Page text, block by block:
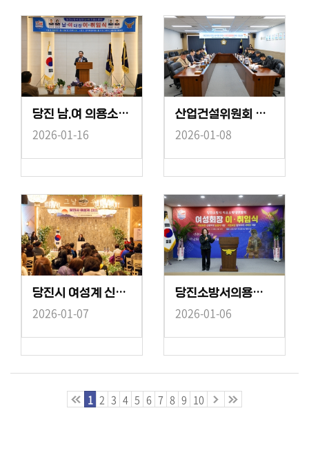
당진 남.여 의용소방대 이취임식
2026-01-16
산업건설위원회 수산경영인과의 간담회
2026-01-08
당진시 여성계 신년회
2026-01-07
당진소방서의용소방대여성회장이취임식
2026-01-06
1 2 3 4 5 6 7 8 9 10